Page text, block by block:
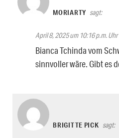
MORIARTY sagt:
April 8, 2025 um 10:16 p.m. Uhr
Bianca Tchinda vom
sinnvoller wäre. Gibt es
BRIGITTE PICK sagt: